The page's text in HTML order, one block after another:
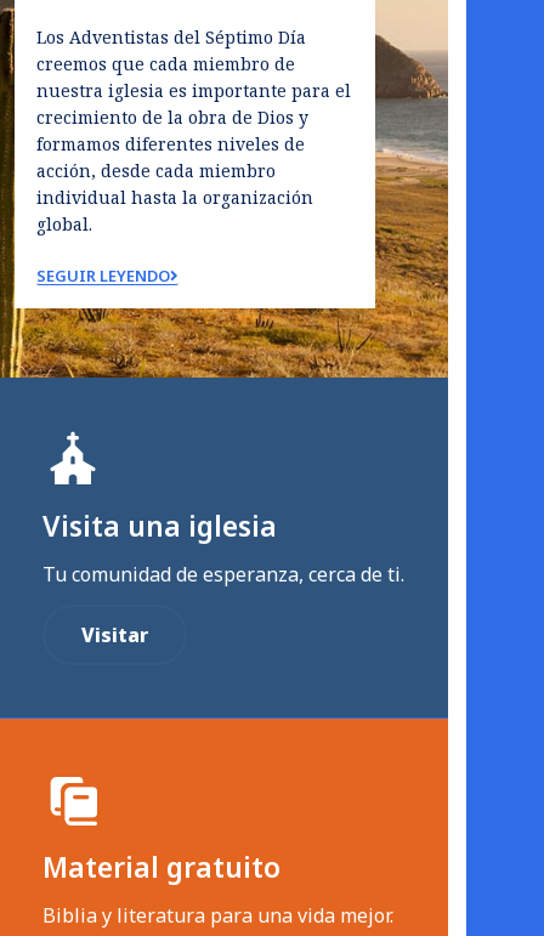
Los Adventistas del Séptimo Día
creemos que cada miembro de
nuestra iglesia es importante para el
crecimiento de la obra de Dios y
formamos diferentes niveles de
acción, desde cada miembro
individual hasta la organización
global.
SEGUIR LEYENDO
Visita una iglesia
Tu comunidad de esperanza, cerca de ti.
Visitar
Material gratuito
Biblia y literatura para una vida mejor.